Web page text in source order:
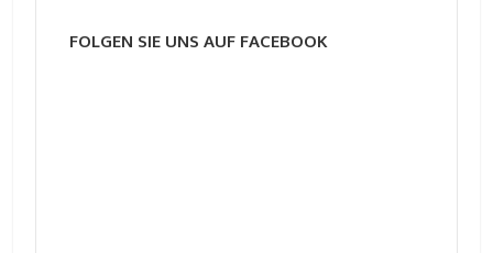
FOLGEN SIE UNS AUF FACEBOOK